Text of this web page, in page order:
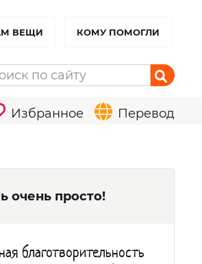
ВЕЩИ КОМУ ПОМОГЛИ
Избранное Перевод
очень просто!
благотворительность